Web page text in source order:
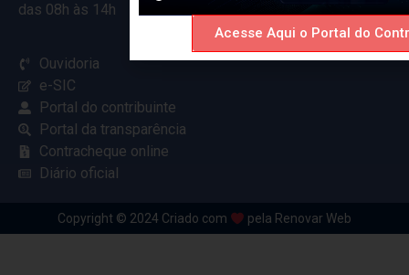
das 08h às 14h
Ouvidoria
e-SIC
Portal do contribuinte
Portal da transparência
Contracheque online
Diário oficial
Copyright © 2024 Criado com pela Renovar Web
Acesse Aqui o Portal do